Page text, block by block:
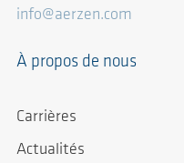
info@aerzen.com
À propos de nous
Carrières
Actualités